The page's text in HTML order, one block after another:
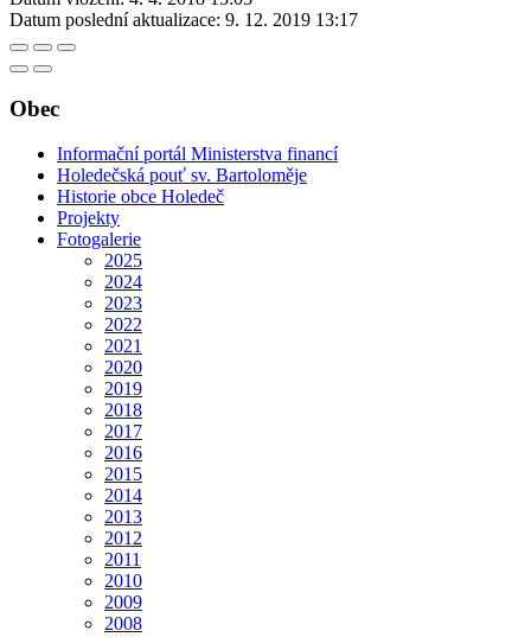
Datum poslední aktualizace: 9. 12. 2019 13:17
Obec
Informační portál Ministerstva financí
Holedečská pouť sv. Bartoloměje
Historie obce Holedeč
Projekty
Fotogalerie
2025
2024
2023
2022
2021
2020
2019
2018
2017
2016
2015
2014
2013
2012
2011
2010
2009
2008